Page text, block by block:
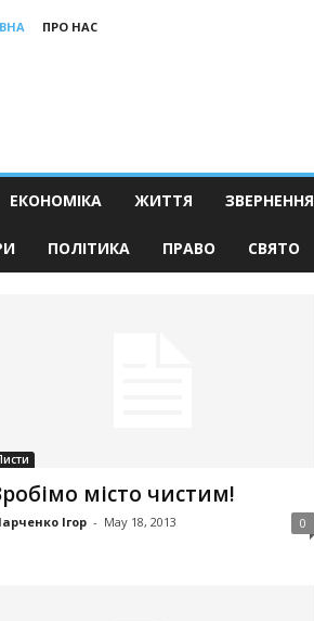
ПРО НАС
ЕКОНОМІКА ЖИТТЯ ЗВЕРНЕННЯ
ПОЛІТИКА ПРАВО СВЯТО
місто чистим!
Ігор - May 18, 2013 0